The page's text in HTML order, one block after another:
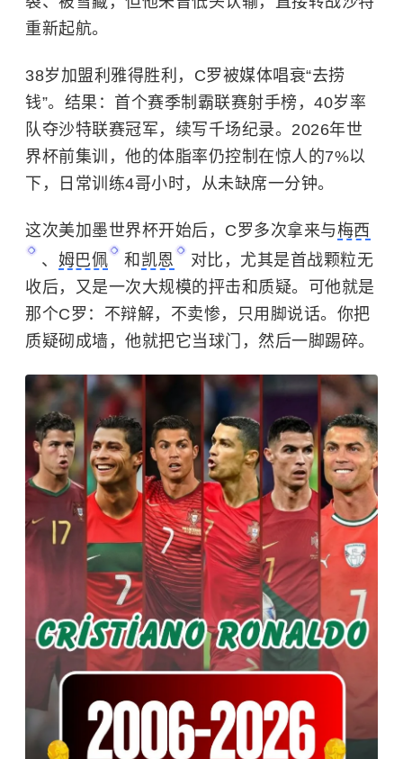
重新起航。
38岁加盟利雅得胜利，C罗被媒体唱衰“去捞
钱”。结果：首个赛季制霸联赛射手榜，40岁率
队夺沙特联赛冠军，续写千场纪录。2026年世
界杯前集训，他的体脂率仍控制在惊人的7%以
下，日常训练4哥小时，从未缺席一分钟。
这次美加墨世界杯开始后，C罗多次拿来与梅西
、 姆巴佩 和 凯恩
对比，尤其是首战颗粒无
收后，又是一次大规模的抨击和质疑。可他就是
那个C罗：不辩解，不卖惨，只用脚说话。你把
质疑砌成墙，他就把它当球门，然后一脚踢碎。